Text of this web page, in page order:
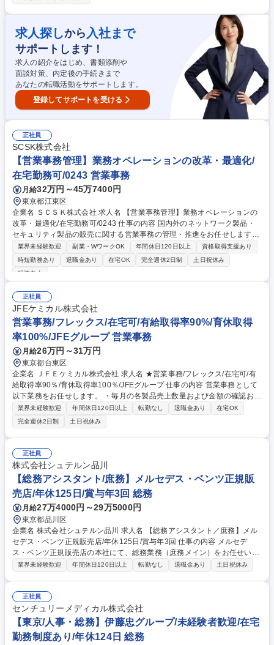
発注（数量、納期、欠品等確認）■返品業務（返品伝票＆データ作成／入
庫登録等）■売上管理（データ作成等）■請求書作成■ 販促物関連■お客様
からのお問い合わせ電話対応■その他会社が別途指示する業務■ ★事業拡
大・ブランド拡大による増員募集です 募集職種 【営業事務】TIRTIR等の
大人気韓国コスメブランドを展開／年休135日/駅チカ◎
求人探しから 入社まで
サポートします！
求人の紹介をはじめ、書類添削や
面談対策、内定後の手続きまで
あなたの転職活動をサポートします。
登録してサポートを受ける
正社員
SCSK株式会社
【営業事務管理】業務オペレーションの改革・最適化/
在宅勤務可/0243 営業事務
月給32万円～45万7400円
東京都江東区
企業名 ＳＣＳＫ株式会社 求人名 【営業事務管理】業務オペレーションの
改革・最適化/在宅勤務可/0243 仕事の内容 国内外のネットワーク製品・
セキュリティ製品の販売に関する営業事務の管理・推進をお任せします。
主にFortinetのパートナー商材を取り扱い、事業の安定成長と更なる業務
効率化に貢献するポジションです。 ■既存業務オペレーション（業務フロ
ー）の改善、新規オペレーション設計と社内外ステークホルダーへの展開
託先教育支援）■営業実績の集計・分析ならびに将来的な営業見込の作成
（部・本部の業績管理指標作成サポート）■社内基幹システムを活用した
各種営業事務（見積作成、受発注、輸入・仕入管理、在庫管理、為替管
理、保守契約の新規・更新管理等 募集職種 【営業事務管理】業務オペレ
ーションの改革・最適化/在宅勤務可/0243
業界未経験歓迎 副業・WワークOK 年間休日120日以上
資格取得支援あり
時短勤務あり
退職金あり 在宅OK 完全週休2日制
土日祝休み
服装自由
正社員
JFEケミカル株式会社
営業事務/フレックス/在宅可/有給取得率90%/育休取得
率100%/JFEグループ 営業事務
月給26万円～31万円
東京都台東区
企業名 ＪＦＥケミカル株式会社 求人名 ★営業事務/フレックス/在宅可/有
給取得率90％/育休取得率100％/JFEグループ 仕事の内容 営業事務として
以下業務をお任せします。 ・毎月の各製品売上数量および金額の確認およ
び集計業務 （営業システムへの各種登録、入力、内容確認） ・経費申請
および確認・集計 ・顧客・取引先とのコミュニケーション：電話、メール
等での定型サービスに関わる問い合せ対応（例；請求書等） ・受発注業務
／請求書発行業務、支払確認等 ・（場合により）製品在庫管理、生産バラ
ンスの確認 ・総務業務（備品管理、オフィスや施設管理、通信文書管理な
ど） 募集職種 ★営業事務/フレックス/在宅可/有給取得率90％/育休取得率
100％/JFEグループ
業界未経験歓迎 年間休日120日以上 転勤なし 退職金あり
在宅OK
完全週休2日制
土日祝休み
正社員
株式会社シュテルン品川
【総務アシスタント/庶務】メルセデス・ベンツ正規販
売店/年休125日/賞与年3回 総務
月給27万4000円～29万5000円
東京都品川区
企業名 株式会社シュテルン品川 求人名 【総務アシスタント／庶務】メル
セデス・ベンツ正規販売店/年休125日/賞与年3回 仕事の内容 メルセデ
ス・ベンツ正規販売店の本社にて、総務業務（庶務メイン）をお任せいた
します。 【主な業務内容】■事務用品、備品・消耗品管理（文房具・飲
料・決裁書類）■書類整理、ファイリング■制服管理（在庫管理・クリーニ
ング対応）■オフィス環境の整備■防災関係■お中元・お歳暮対応 （変更の
範囲:当社業務全般） 募集職種 【総務アシスタント／庶務】メルセデス・
ベンツ正規販売店/年休125日/賞与年3回
業界未経験歓迎 年間休日120日以上 転勤なし 退職金あり 土日祝休み
正社員
センチュリーメディカル株式会社
【東京/人事・総務】伊藤忠グループ/未経験者歓迎/在宅
勤務制度あり/年休124日 総務